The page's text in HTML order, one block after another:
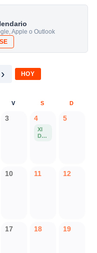
Apple o Outlook
› HOY
V S D
3 4
XI
DU
DE
5
10 11 12
17 18 19